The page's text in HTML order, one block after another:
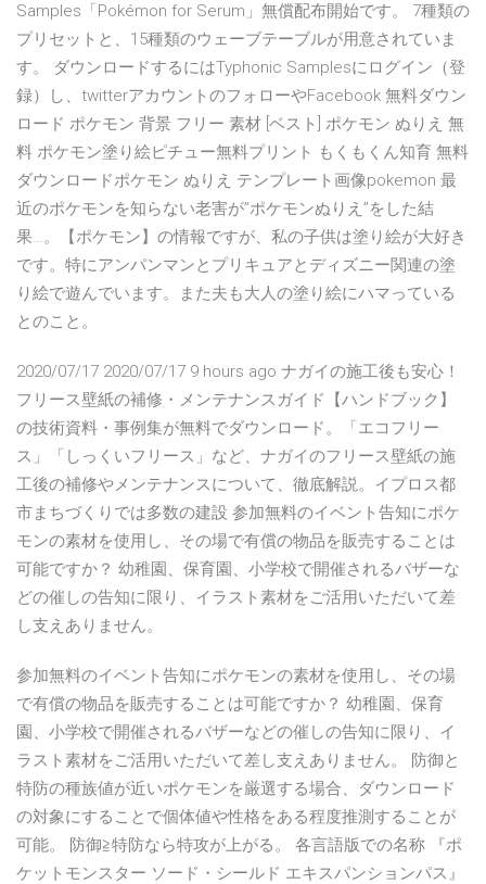
Samples「Pokémon for Serum」無償配布開始です。 7種類の
プリセットと、15種類のウェーブテーブルが用意されていま
す。 ダウンロードするにはTyphonic Samplesにログイン（登
録）し、twitterアカウントのフォローやFacebook 無料ダウン
ロード ポケモン 背景 フリー 素材 [ベスト] ポケモン ぬりえ 無
料 ポケモン塗り絵ピチュー無料プリント もくもくん知育 無料
ダウンロードポケモン ぬりえ テンプレート画像pokemon 最
近のポケモンを知らない老害が”ポケモンぬりえ”をした結
果…。【ポケモン】の情報ですが、私の子供は塗り絵が大好き
です。特にアンパンマンとプリキュアとディズニー関連の塗
り絵で遊んでいます。また夫も大人の塗り絵にハマっている
とのこと。
2020/07/17 2020/07/17 9 hours ago ナガイの施工後も安心！
フリース壁紙の補修・メンテナンスガイド【ハンドブック】
の技術資料・事例集が無料でダウンロード。「エコフリー
ス」「しっくいフリース」など、ナガイのフリース壁紙の施
工後の補修やメンテナンスについて、徹底解説。イプロス都
市まちづくりでは多数の建設 参加無料のイベント告知にポケ
モンの素材を使用し、その場で有償の物品を販売することは
可能ですか？ 幼稚園、保育園、小学校で開催されるバザーな
どの催しの告知に限り、イラスト素材をご活用いただいて差
し支えありません。
参加無料のイベント告知にポケモンの素材を使用し、その場
で有償の物品を販売することは可能ですか？ 幼稚園、保育
園、小学校で開催されるバザーなどの催しの告知に限り、イ
ラスト素材をご活用いただいて差し支えありません。 防御と
特防の種族値が近いポケモンを厳選する場合、ダウンロード
の対象にすることで個体値や性格をある程度推測することが
可能。 防御≧特防なら特攻が上がる。 各言語版での名称 『ポ
ケットモンスター ソード・シールド エキスパンションパス』